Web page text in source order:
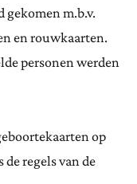
gekomen m.b.v.
en rouwkaarten.
personen werden
op
de regels van de